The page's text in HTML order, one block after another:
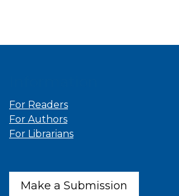
For Readers
For Authors
For Librarians
Make a Submission